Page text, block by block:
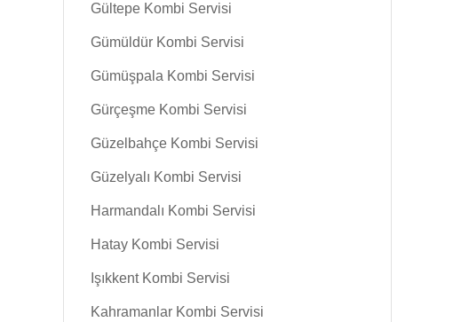
Gültepe Kombi Servisi
Gümüldür Kombi Servisi
Gümüşpala Kombi Servisi
Gürçeşme Kombi Servisi
Güzelbahçe Kombi Servisi
Güzelyalı Kombi Servisi
Harmandalı Kombi Servisi
Hatay Kombi Servisi
Işıkkent Kombi Servisi
Kahramanlar Kombi Servisi